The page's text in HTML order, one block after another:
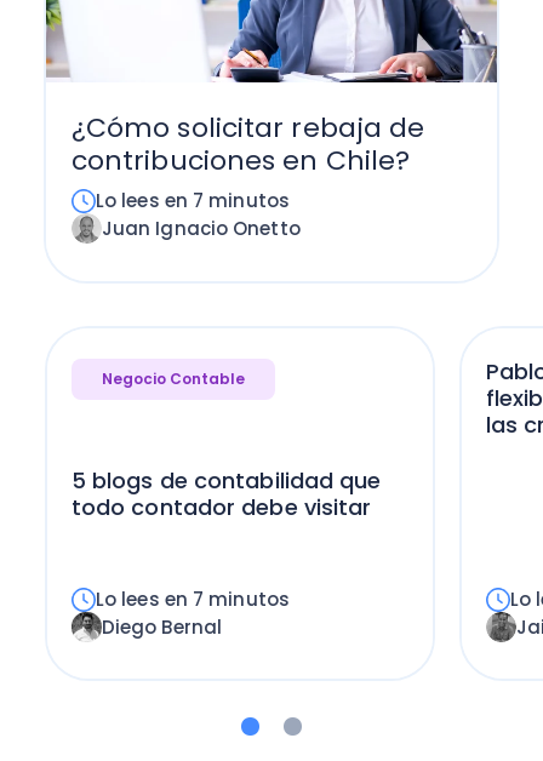
¿Cómo solicitar rebaja de
contribuciones en Chile?
Lo lees en 7 minutos
Juan Ignacio Onetto
Negocio Contable
5 blogs de contabilidad que
todo contador debe visitar
Lo lees en 7 minutos
Diego Bernal
las
Lo